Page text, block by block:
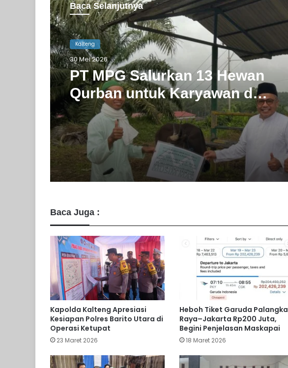
Baca Selanjutnya
Kalteng
30 Mei 2026
PT MPG Salurkan 13 Hewan
Qurban untuk Karyawan dan
Warga
Baca Juga :
Kapolda Kalteng Apresiasi
Kesiapan Polres Barito Utara di
Operasi Ketupat
23 Maret 2026
Heboh Tiket Garuda Palangka
Raya–Jakarta Rp200 Juta,
Begini Penjelasan Maskapai
18 Maret 2026